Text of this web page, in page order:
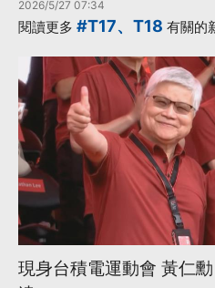
2026/5/27 07:34
閱讀更多 #T17、T18 有關的
現身台積電運動會 黃仁